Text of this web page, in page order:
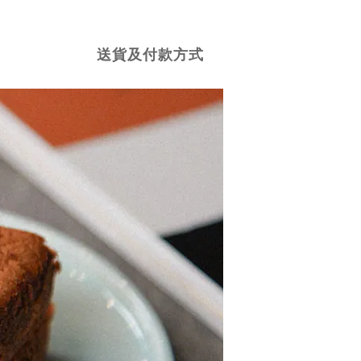
送貨及付款方式